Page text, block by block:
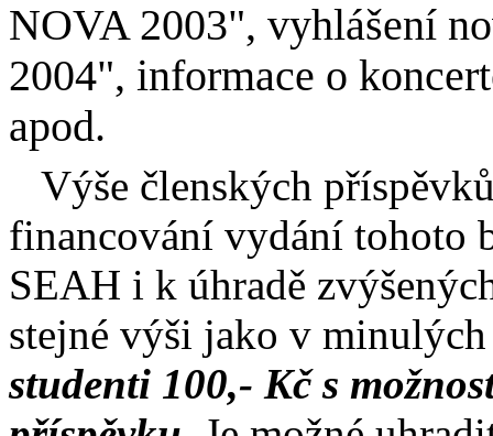
NOVA 2003", vyhlášení
2004", informace o
apod.
Výše členských
financování vydání tohoto
SEAH i k úhradě
stejné výši jako v
studenti 100,- Kč s